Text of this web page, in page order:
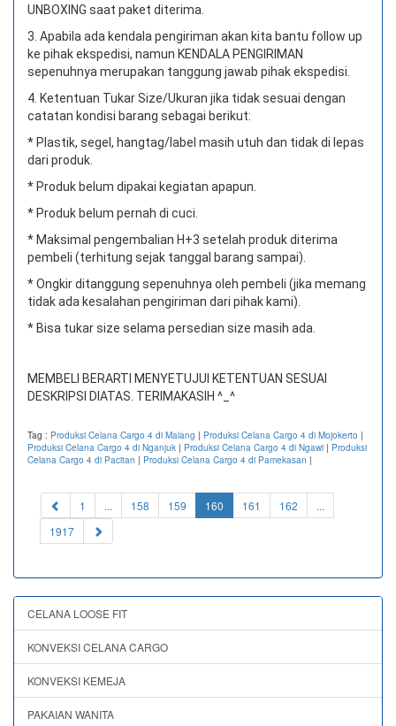
UNBOXING saat paket diterima.
3. Apabila ada kendala pengiriman akan kita bantu follow up
ke pihak ekspedisi, namun KENDALA PENGIRIMAN
sepenuhnya merupakan tanggung jawab pihak ekspedisi.
4. Ketentuan Tukar Size/Ukuran jika tidak sesuai dengan
catatan kondisi barang sebagai berikut:
* Plastik, segel, hangtag/label masih utuh dan tidak di lepas
dari produk.
* Produk belum dipakai kegiatan apapun.
* Produk belum pernah di cuci.
* Maksimal pengembalian H+3 setelah produk diterima
pembeli (terhitung sejak tanggal barang sampai).
* Ongkir ditanggung sepenuhnya oleh pembeli (jika memang
tidak ada kesalahan pengiriman dari pihak kami).
* Bisa tukar size selama persedian size masih ada.
MEMBELI BERARTI MENYETUJUI KETENTUAN SESUAI
DESKRIPSI DIATAS. TERIMAKASIH ^_^
Tag : Produksi Celana Cargo 4 di Malang | Produksi Celana Cargo 4 di Mojokerto |
Produksi Celana Cargo 4 di Nganjuk | Produksi Celana Cargo 4 di Ngawi | Produksi
Celana Cargo 4 di Pacitan | Produksi Celana Cargo 4 di Pamekasan |
1 ... 158 159 160 (current)
161 162
...
1917
CELANA LOOSE FIT
KONVEKSI CELANA CARGO
KONVEKSI KEMEJA
PAKAIAN WANITA